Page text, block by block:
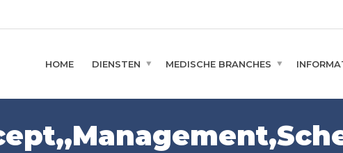
HOME DIENSTEN MEDISCHE BRANCHES